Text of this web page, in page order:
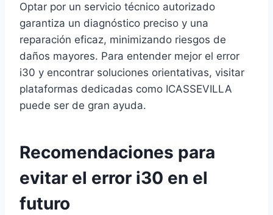
Optar por un servicio técnico autorizado
garantiza un diagnóstico preciso y una
reparación eficaz, minimizando riesgos de
daños mayores. Para entender mejor el error
i30 y encontrar soluciones orientativas, visitar
plataformas dedicadas como ICASSEVILLA
puede ser de gran ayuda.
Recomendaciones para
evitar el error i30 en el
futuro